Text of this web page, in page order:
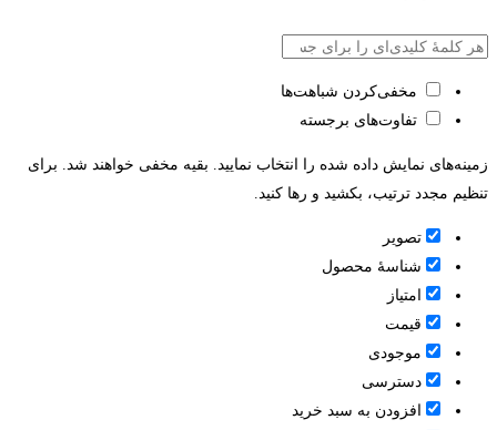
مخفی‌کردن شباهت‌ها
تفاوت‌های برجسته
زمینه‌های نمایش داده شده را انتخاب نمایید. بقیه مخفی خواهند شد. برای
تنظیم مجدد ترتیب، بکشید و رها کنید.
تصویر
شناسۀ محصول
امتیاز
قيمت
موجودی
دسترسی
افزودن به سبد خرید